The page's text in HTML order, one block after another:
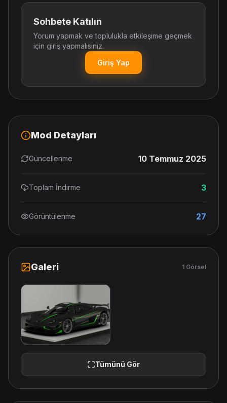
Sohbete Katılın
Yorum yapmak ve toplulukla etkileşime geçmek
için giriş yapmalısınız.
Giriş Yap
Mod Detayları
Güncellenme 10 Temmuz 2025
Toplam İndirme 3
Görüntülenme 27
Galeri 1 Görsel
Tümünü Gör